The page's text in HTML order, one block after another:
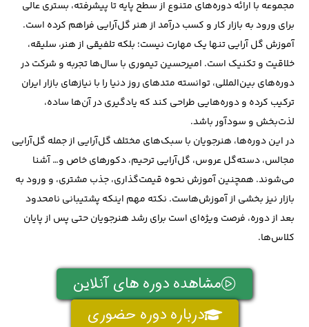
مجموعه با ارائه دوره‌های متنوع از سطح پایه تا پیشرفته، بستری عالی
برای ورود به بازار کار و کسب درآمد از هنر گل‌آرایی فراهم کرده است.
آموزش گل آرایی تنها یک مهارت نیست؛ بلکه تلفیقی از هنر، سلیقه،
خلاقیت و تکنیک است. امیرحسین تیموری با سال‌ها تجربه و شرکت در
دوره‌های بین‌المللی، توانسته متدهای روز دنیا را با نیازهای بازار ایران
ترکیب کرده و دوره‌هایی طراحی کند که یادگیری در آن‌ها ساده،
لذت‌بخش و سودآور باشد.
در این دوره‌ها، هنرجویان با سبک‌های مختلف گل‌آرایی از جمله گل‌آرایی
مجالس، دسته‌گل عروس، گل‌آرایی ترحیم، دکورهای خاص و… آشنا
می‌شوند. همچنین آموزش نحوه قیمت‌گذاری، جذب مشتری، و ورود به
بازار نیز بخشی از آموزش‌هاست. نکته مهم اینکه پشتیبانی نامحدود
بعد از دوره، فرصت ویژه‌ای است برای رشد هنرجویان حتی پس از پایان
کلاس‌ها.
مشاهده دوره های آنلاین
درباره دوره حضوری